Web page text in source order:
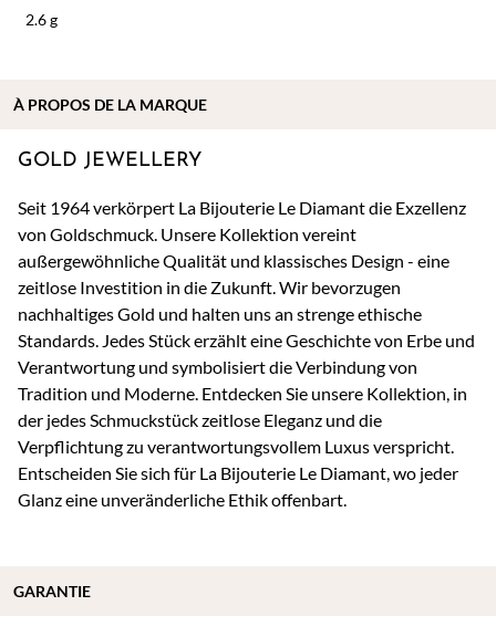
2.6 g
GOLD JEWELLERY
Seit 1964 verkörpert La Bijouterie Le Diamant die Exzellenz
von Goldschmuck. Unsere Kollektion vereint
außergewöhnliche Qualität und klassisches Design - eine
zeitlose Investition in die Zukunft. Wir bevorzugen
nachhaltiges Gold und halten uns an strenge ethische
Standards. Jedes Stück erzählt eine Geschichte von Erbe und
Verantwortung und symbolisiert die Verbindung von
Tradition und Moderne. Entdecken Sie unsere Kollektion, in
der jedes Schmuckstück zeitlose Eleganz und die
Verpflichtung zu verantwortungsvollem Luxus verspricht.
Entscheiden Sie sich für La Bijouterie Le Diamant, wo jeder
Glanz eine unveränderliche Ethik offenbart.
À PROPOS DE LA MARQUE
GARANTIE